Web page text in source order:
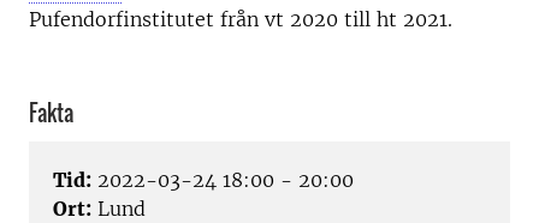
Pufendorfinstitutet från vt 2020 till ht 2021.
Fakta
Tid: 2022-03-24 18:00 - 20:00
Ort: Lund